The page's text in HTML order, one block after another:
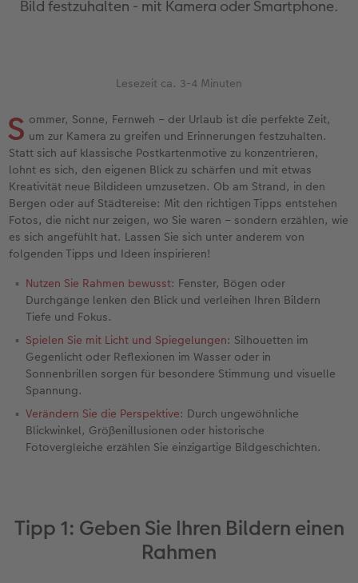
Erinnerungstasche
Bestellwege
Inspiration
Jahrbuch
Reisefotobuch
Kundenbeispiele
Webinare & VHS
Fotobuch für Anfänger
Erste Schritte
Neuheiten
Fotocollage
Acrylglas
Alu Dibond
Gallery Print
Hartschaum
Mehrteiler
Bestellwege
Ideen zur Wandgestaltung
CEWE myPhotos
Extras
Fotosets
Art Prints
Premium Poster
Rahmen
Fotogrößen & Formate
Bestellwege
Last Minute Fotos
CEWE myPhotos
Fotos digitalisieren
Extras
Sofortfotos
Sofortfotos mit Rahmen
Sofortfotos mit Text
Sofortfotos mit Design
Sofortfotostreifen
Sofortfotogrußkarten
Sofortfotosets
Sofortfotocollagen
Mehrteilige Sofortfotos
Fototassen
Trinkflasche
Dekoration
Schule & Büro
Textilien
Art Prints
Faber-Castell
Foto-Geschenkbox
CEWE Geschenkgutschein
CEWE myPhotos
Babykarten
Taufkarten
Postkarten
Fotokarten
Digitale Grußkarte
Bestellwege
Papierqualitäten
Weitere Anlässe
CEWE myPhotos
Silikonhüllen
Kunststoffhüllen
Lederhüllen
Holzhüllen
Bio-based Case
Mit Design
Bestellwege
Inspiration
Neuheiten
Wandkalender Fineline
Papierqualitäten
Bestellwege
Designvorlagen
Kalender mit fertigem Design
Gestaltungsideen
CEWE myPhotos
Neuheiten
Extras
für Männer
für Freundinnen
für Kinder
für Großeltern
für Tierfreunde
Einfach & schnell gestaltet
Besondere Geschenkideen
CEWE myPhotos
Baby
Kreative Ideen mit Sofortfotos
Gestaltungsideen
Fotobuch für Anfänger
Softwaretipps
Videotutorials
Anleitungen & Hilfe
Fototipps
Fotowettbewerbe
Neuheiten
Neue Funktionen
Softwaretipps
Videotutorials
Bild festzuhalten - mit Kamera oder Smartphone.
Lesezeit ca. 3-4 Minuten
S ommer, Sonne, Fernweh – der Urlaub ist die perfekte Zeit,
um zur Kamera zu greifen und Erinnerungen festzuhalten.
Statt sich auf klassische Postkartenmotive zu konzentrieren,
lohnt es sich, den eigenen Blick zu schärfen und mit etwas
Kreativität neue Bildideen umzusetzen. Ob am Strand, in den
Bergen oder auf Städtereise: Mit den richtigen Tipps entstehen
Fotos, die nicht nur zeigen, wo Sie waren – sondern erzählen, wie
es sich angefühlt hat. Lassen Sie sich unter anderem von
folgenden Tipps und Ideen inspirieren!
Nutzen Sie Rahmen bewusst: Fenster, Bögen oder
Durchgänge lenken den Blick und verleihen Ihren Bildern
Tiefe und Fokus.
Spielen Sie mit Licht und Spiegelungen: Silhouetten im
Gegenlicht oder Reflexionen im Wasser oder in
Sonnenbrillen sorgen für besondere Stimmung und visuelle
Spannung.
Verändern Sie die Perspektive: Durch ungewöhnliche
Blickwinkel, Größenillusionen oder historische
Fotovergleiche erzählen Sie einzigartige Bildgeschichten.
Tipp 1: Geben Sie Ihren Bildern einen
Rahmen